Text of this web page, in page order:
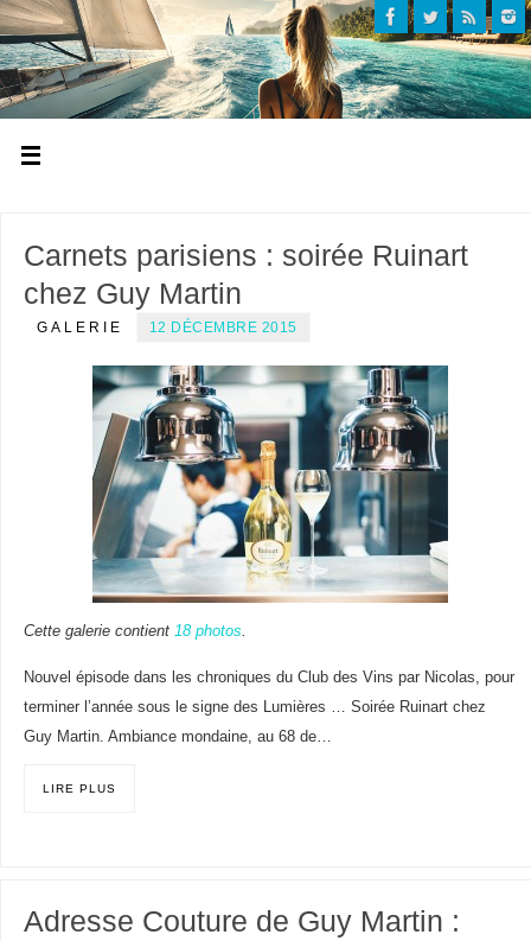
Carnets parisiens : soirée Ruinart
chez Guy Martin
GALERIE 12 DÉCEMBRE 2015
Cette galerie contient 18 photos.
Nouvel épisode dans les chroniques du Club des Vins par Nicolas, pour
terminer l’année sous le signe des Lumières … Soirée Ruinart chez
Guy Martin. Ambiance mondaine, au 68 de…
LIRE PLUS
Adresse Couture de Guy Martin :